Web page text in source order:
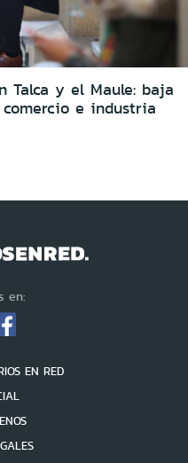
Talca y el Maule: baja
e industria
en:
EN RED